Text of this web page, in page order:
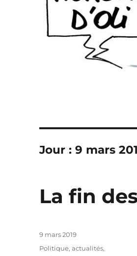
Jour :9 mars
La fin
Publié
9 mars 2019
Catégories
Politique, actualités,